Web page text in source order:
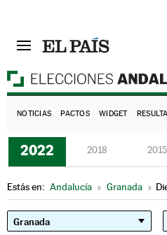
NOTICIAS PACTOS WIDGET
2022 2018 2015
Estás en: Andalucía » Granada »